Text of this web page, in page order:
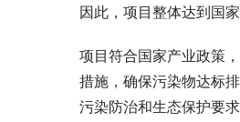
因此，项目整体达到国
项目符合国家产业政策
措施，确保污染物达标
污染防治和生态保护要求